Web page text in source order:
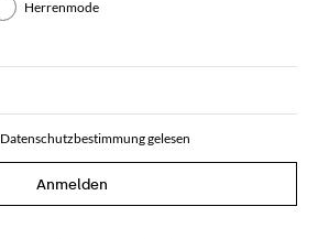
Herrenmode
Datenschutzbestimmunggelesen
Anmelden